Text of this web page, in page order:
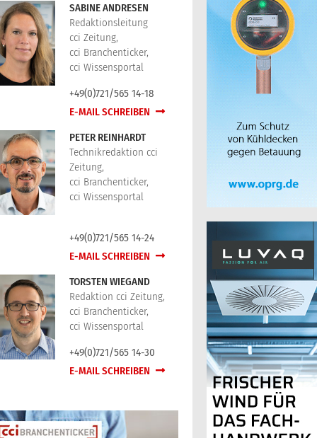
SABINE ANDRESEN
Redaktionsleitung
cci Zeitung,
cci Branchenticker,
cci Wissensportal
+49(0)721/565 14-18
E-MAIL SCHREIBEN
PETER REINHARDT
Technikredaktion cci
Zeitung,
cci Branchenticker,
cci Wissensportal
+49(0)721/565 14-24
E-MAIL SCHREIBEN
TORSTEN WIEGAND
Redaktion cci Zeitung,
cci Branchenticker,
cci Wissensportal
+49(0)721/565 14-30
E-MAIL SCHREIBEN